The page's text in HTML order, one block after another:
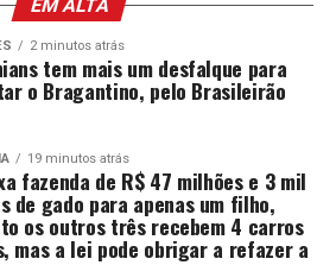
EM ALTA
2 minutos atrás
tem mais um desfalque para
o Bragantino, pelo Brasileirão
19 minutos atrás
fazenda de R$ 47 milhões e 3 mil
de gado para apenas um filho,
os outros três recebem 4 carros
mas a lei pode obrigar a refazer a